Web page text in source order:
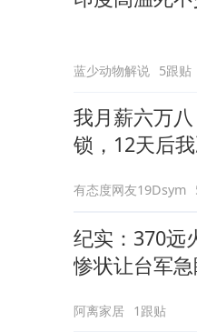
蓝少动物解说 5跟贴
我月薪六万
锁，12天后
有态度网友19Dsym
纪实：370远
惨状让台军急
阿离家居 1跟贴